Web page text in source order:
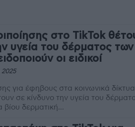
στο TikTok
υγεία του δέρματος των
οι ειδικοί
2025
για έφηβους στα κοινωνικά
σε κίνδυνο την υγεία του
δερματική...